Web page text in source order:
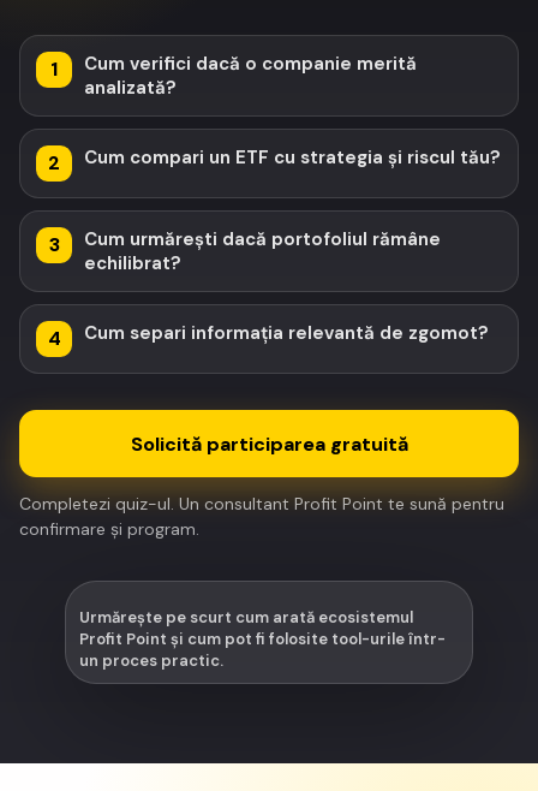
1
Cum verifici dacă o companie merită
analizată?
2 Cum compari un ETF cu strategia și riscul tău?
3
Cum urmărești dacă portofoliul rămâne
echilibrat?
4 Cum separi informația relevantă de zgomot?
Solicită participarea gratuită
Completezi quiz-ul. Un consultant Profit Point te sună pentru
confirmare și program.
Urmărește pe scurt cum arată ecosistemul
Profit Point și cum pot fi folosite tool-urile într-
un proces practic.